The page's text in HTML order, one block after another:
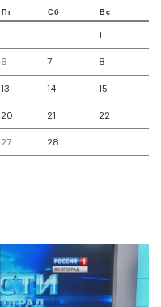
Пт Сб Вс
1
6 7 8
13 14 15
20 21 22
27
28